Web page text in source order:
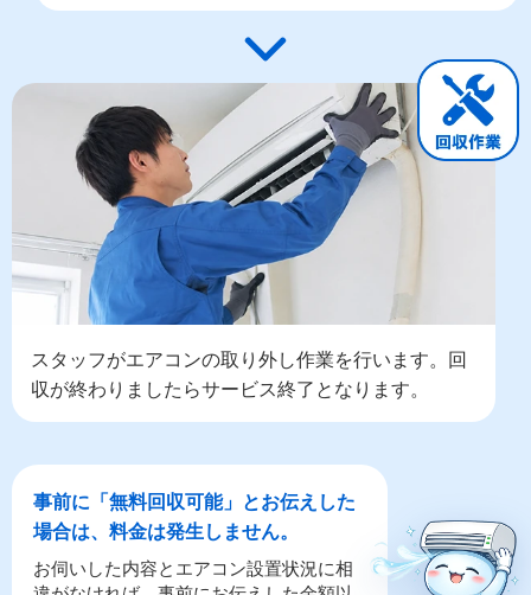
スタッフがエアコンの取り外し作業を行います。回
収が終わりましたらサービス終了となります。
事前に「無料回収可能」とお伝えした
場合は、料金は発生しません。
お伺いした内容とエアコン設置状況に相